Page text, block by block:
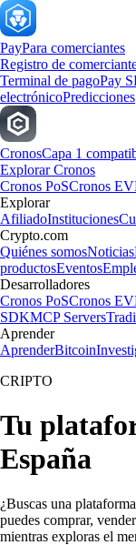
PayPara comerciantes
Registro de
Terminal de pagoPay
electrónicoPredicciones
CronosCapa 1
Explorar Cronos
Cronos PoSCronos
Explorar
AfiliadoInstituciones
Crypto.com
Quiénes somosNoticias
productosEventos
Desarrolladores
Cronos PoSCronos
SDKMCP Servers
Aprender
AprenderBitcoin
CRIPTO
Tu
España
¿Buscas una
puedes comprar,
mientras exploras el